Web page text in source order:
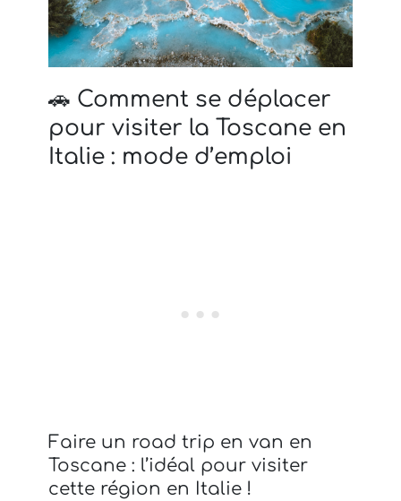
🚗 Comment se déplacer
pour visiter la Toscane en
Italie : mode d’emploi
Faire un road trip en van en
Toscane : l’idéal pour visiter
cette région en Italie !